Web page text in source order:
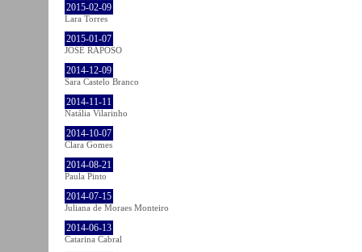
2015-02-09
Lara Torres
2015-01-07
JOSÉ RAPOSO
2014-12-09
Sara Castelo Branco
2014-11-11
Natália Vilarinho
2014-10-07
Clara Gomes
2014-08-21
Paula Pinto
2014-07-15
Juliana de Moraes Monteiro
2014-06-13
Catarina Cabral